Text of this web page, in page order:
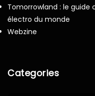
Tomorrowland : le
électro du monde
Webzine
Categories